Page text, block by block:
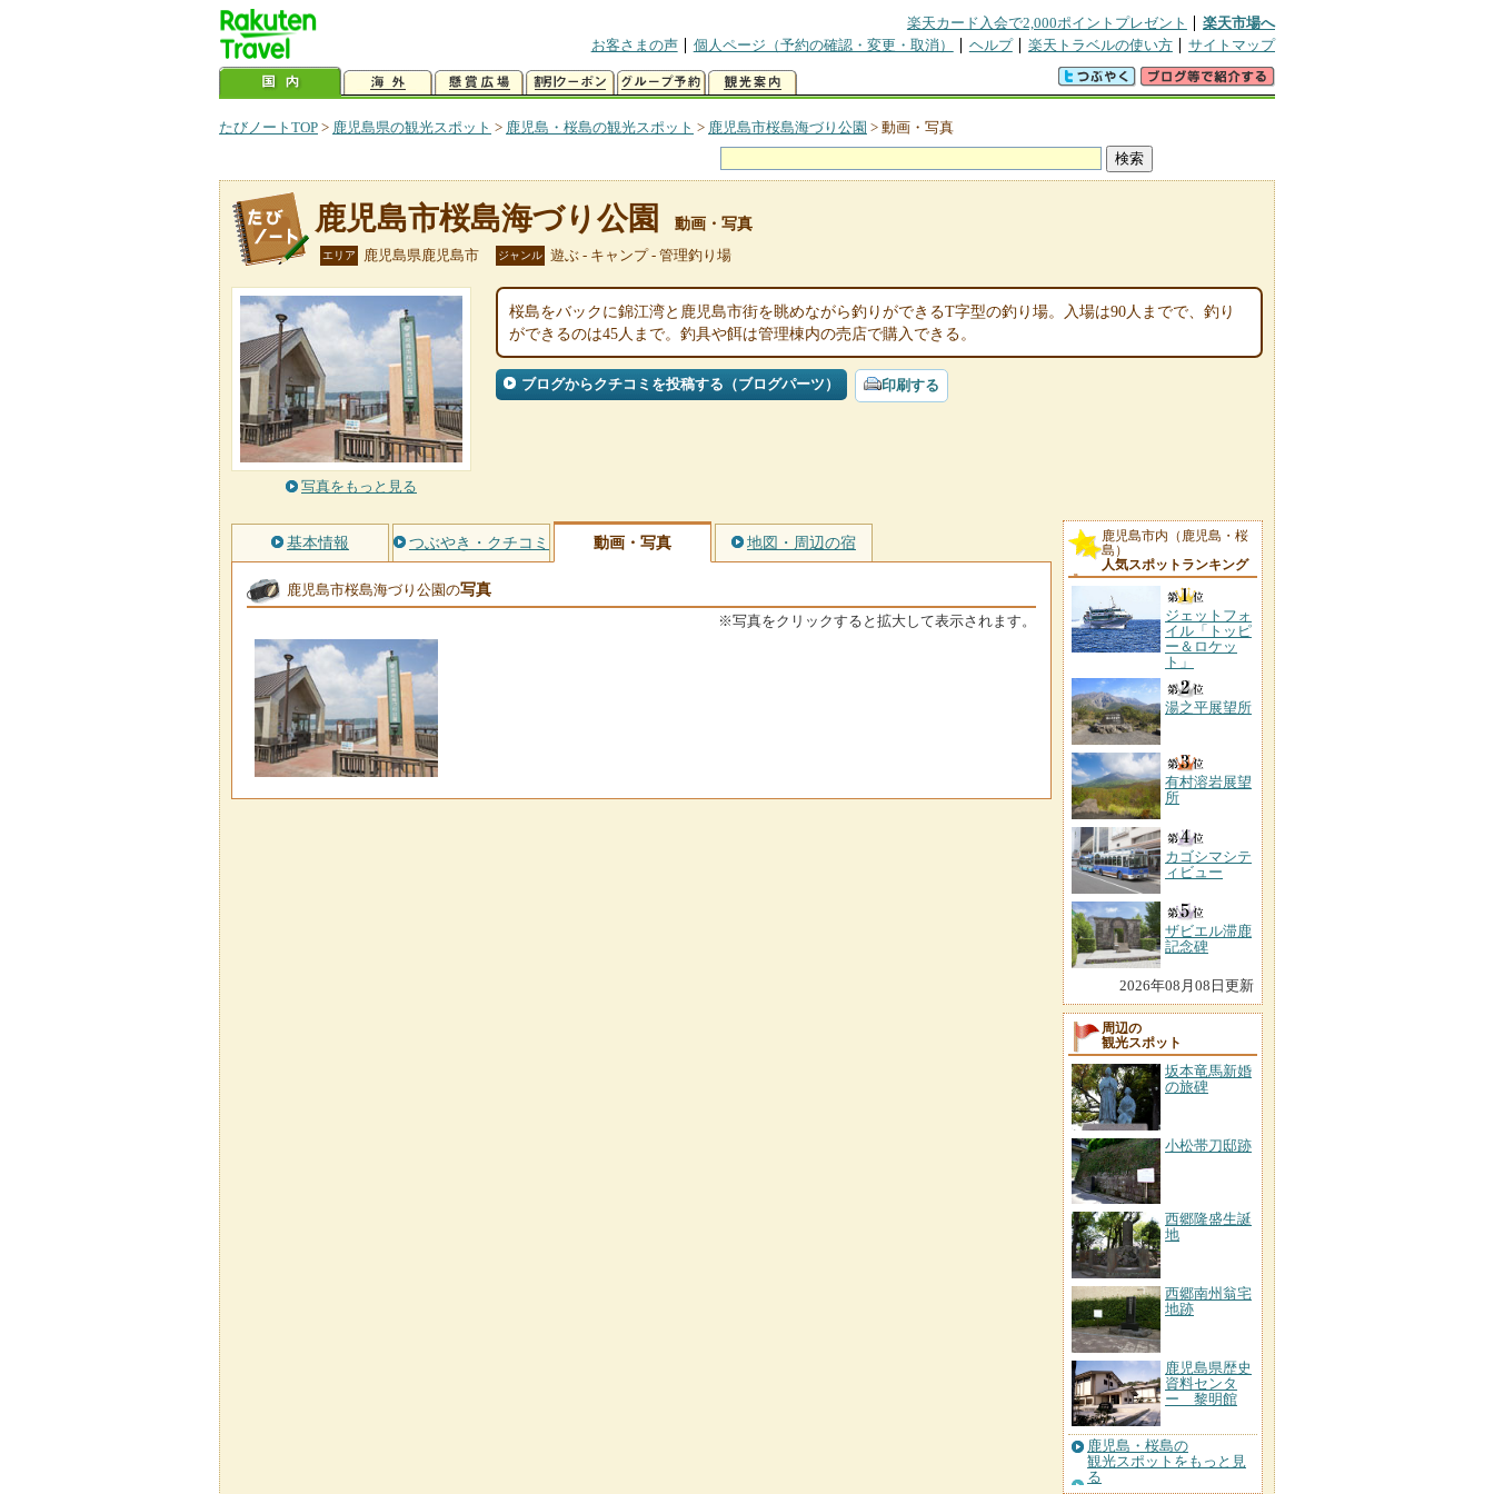
楽天カード入会で2,000ポイントプレゼント
楽天市場へ
お客さまの声
個人ページ（予約の確認・変更・取消） ヘルプ 楽天トラベルの使い方 サイトマップ
たびノートTOP > 鹿児島県の観光スポット > 鹿児島・桜島の観光スポット > 鹿児島市桜島海づり公園 > 動画・写真
鹿児島市桜島海づり公園 動画・写真
エリア 鹿児島県鹿児島市 ジャンル 遊ぶ - キャンプ - 管理釣り場
写真をもっと見る
桜島をバックに錦江湾と鹿児島市街を眺めながら釣りができるT字型の釣り場。入場は90人までで、釣り
ができるのは45人まで。釣具や餌は管理棟内の売店で購入できる。
ブログからクチコミを投稿する（ブログパーツ） 印刷する
基本情報 つぶやき・クチコミ 動画・写真 地図・周辺の宿
鹿児島市桜島海づり公園の写真
※写真をクリックすると拡大して表示されます。
鹿児島市内（鹿児島・桜
島）
人気スポットランキング
ジェットフォ
イル「トッピ
ー＆ロケッ
ト」
湯之平展望所
有村溶岩展望
所
カゴシマシテ
ィビュー
ザビエル滞鹿
記念碑
2026年08月08日更新
周辺の
観光スポット
坂本竜馬新婚
の旅碑
小松帯刀邸跡
西郷隆盛生誕
地
西郷南州翁宅
地跡
鹿児島県歴史
資料センタ
ー 黎明館
鹿児島・桜島の
観光スポットをもっと見
る